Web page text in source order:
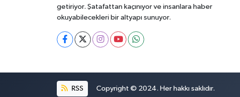
getiriyor. Şatafattan kaçınıyor ve insanlara haber
okuyabilecekleri bir altyapı sunuyor.
RSS Copyright © 2024. Her hakkı saklıdır.